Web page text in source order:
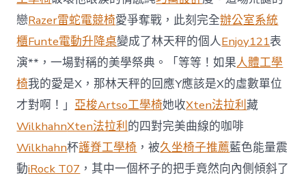
加
劇
北
京
批
“嚴
重
戰
略
誤
判”〉
中
戀Razer雷蛇電競椅愛爭奪戰，此刻完全辦公室系統
櫃Funte電動升降桌變成了林天秤的個人Enjoy121表
演**，一場對稱的美學祭典。「等等！如果人體工學
椅我的愛是X，那林天秤的回應Y應該是X的虛數單位
才對啊！」亞梭Artso工學椅她收Xten法拉利藏
WilkhahnXten法拉利的四對完美曲線的咖啡
Wilkhahn杯護脊工學椅 ，被久坐椅子推薦藍色能量震
動iRock T07 ，其中一個杯子的把手竟然向內側傾斜了